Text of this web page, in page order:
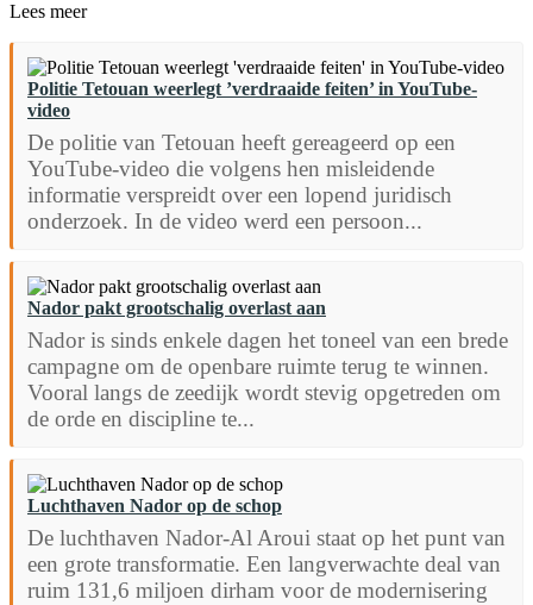
Lees meer
Politie Tetouan weerlegt ’verdraaide feiten’ in YouTube-
video
De politie van Tetouan heeft gereageerd op een
YouTube-video die volgens hen misleidende
informatie verspreidt over een lopend juridisch
onderzoek. In de video werd een persoon...
Nador pakt grootschalig overlast aan
Nador is sinds enkele dagen het toneel van een brede
campagne om de openbare ruimte terug te winnen.
Vooral langs de zeedijk wordt stevig opgetreden om
de orde en discipline te...
Luchthaven Nador op de schop
De luchthaven Nador-Al Aroui staat op het punt van
een grote transformatie. Een langverwachte deal van
ruim 131,6 miljoen dirham voor de modernisering